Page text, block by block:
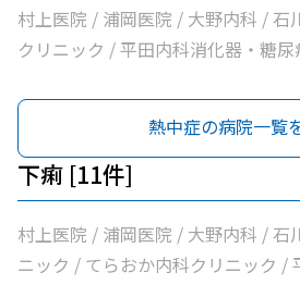
村上医院 / 浦岡医院 / 大野内科 / 石
クリニック / 平田内科消化器・糖
法人北斗会大洲中央病院
熱中症の病院一覧
下痢 [11件]
村上医院 / 浦岡医院 / 大野内科 / 石
ニック / てらおか内科クリニック /